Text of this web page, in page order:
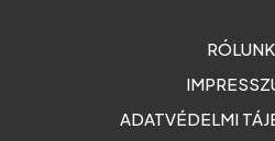
RÓLUNK
ADATVÉDELMI